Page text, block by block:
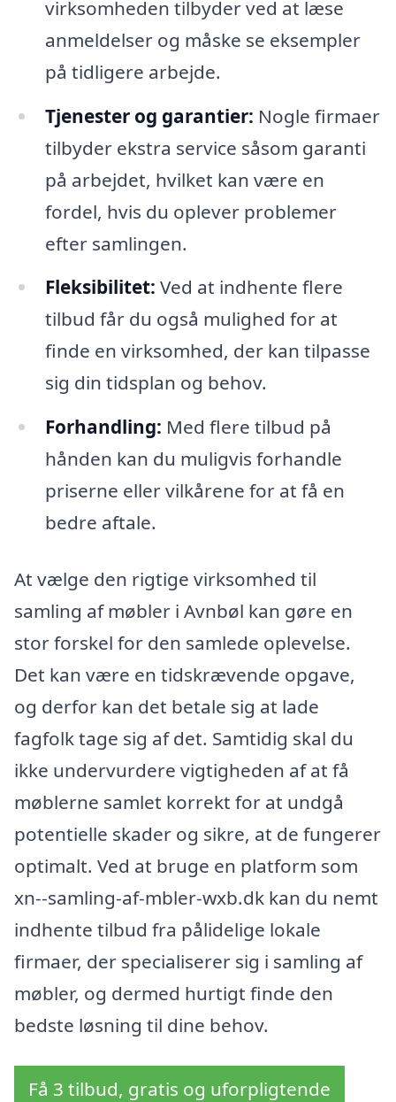
virksomheden tilbyder ved at læse
anmeldelser og måske se eksempler
på tidligere arbejde.
Tjenester og garantier: Nogle firmaer
tilbyder ekstra service såsom garanti
på arbejdet, hvilket kan være en
fordel, hvis du oplever problemer
efter samlingen.
Fleksibilitet: Ved at indhente flere
tilbud får du også mulighed for at
finde en virksomhed, der kan tilpasse
sig din tidsplan og behov.
Forhandling: Med flere tilbud på
hånden kan du muligvis forhandle
priserne eller vilkårene for at få en
bedre aftale.
At vælge den rigtige virksomhed til
samling af møbler i Avnbøl kan gøre en
stor forskel for den samlede oplevelse.
Det kan være en tidskrævende opgave,
og derfor kan det betale sig at lade
fagfolk tage sig af det. Samtidig skal du
ikke undervurdere vigtigheden af at få
møblerne samlet korrekt for at undgå
potentielle skader og sikre, at de fungerer
optimalt. Ved at bruge en platform som
xn--samling-af-mbler-wxb.dk kan du nemt
indhente tilbud fra pålidelige lokale
firmaer, der specialiserer sig i samling af
møbler, og dermed hurtigt finde den
bedste løsning til dine behov.
Få 3 tilbud, gratis og uforpligtende